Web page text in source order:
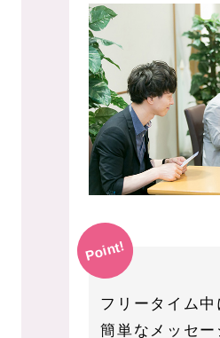
Point!
フリータイム
簡単なメッセ